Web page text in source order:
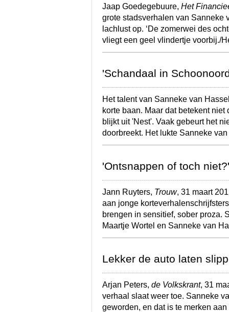
Jaap Goedegebuure, Het
grote stadsverhalen van Sanneke
lachlust op. ‘De zomerwei des
vliegt een geel vlindertje voorbij./
'Schandaal in
Het talent van Sanneke van
korte baan. Maar dat betekent
blijkt uit 'Nest'. Vaak gebeurt het
doorbreekt. Het lukte Sanneke
'Ontsnappen of toch
Jann Ruyters, Trouw, 31 maart
aan jonge
brengen in sensitief, sober proza.
Maartje Wortel en Sanneke van
Lekker de auto laten
Arjan Peters, de Volkskrant, 31
verhaal slaat weer toe. Sanneke
geworden, en dat is te merken